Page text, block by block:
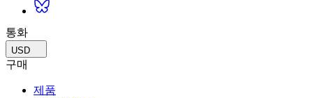
통화
USD
구매
제품